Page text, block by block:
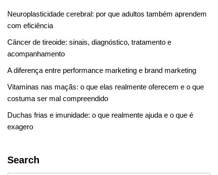
Neuroplasticidade cerebral: por que adultos também aprendem
com eficiência
Câncer de tireoide: sinais, diagnóstico, tratamento e
acompanhamento
A diferença entre performance marketing e brand marketing
Vitaminas nas maçãs: o que elas realmente oferecem e o que
costuma ser mal compreendido
Duchas frias e imunidade: o que realmente ajuda e o que é
exagero
Search